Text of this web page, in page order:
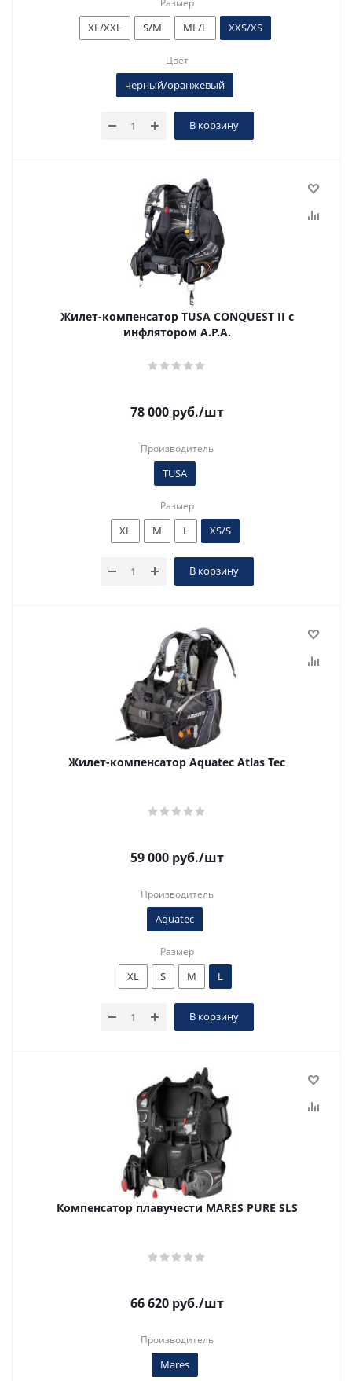
Размер
XL/XXL S/M ML/L XXS/XS
Цвет
черный/оранжевый
В корзину
Жилет-компенсатор TUSA CONQUEST II с
инфлятором A.P.A.
78 000руб./шт
Производитель
TUSA
Размер
XL M L XS/S
В корзину
Жилет-компенсатор Aquatec Atlas Tec
59 000руб./шт
Производитель
Aquatec
Размер
XL S M L
В корзину
Компенсатор плавучести MARES PURE SLS
66 620руб./шт
Производитель
Mares